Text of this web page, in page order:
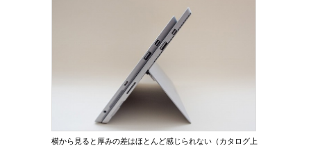
横から見ると厚みの差はほとんど感じられない（カタログ上